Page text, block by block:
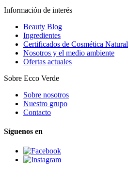
Información de interés
Beauty Blog
Ingredientes
Certificados de Cosmética Natural
Nosotros y el medio ambiente
Ofertas actuales
Sobre Ecco Verde
Sobre nosotros
Nuestro grupo
Contacto
Síguenos en